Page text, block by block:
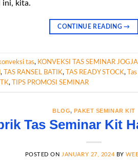
ini, kita.
CONTINUE READING→
tas, KONVEKSI TAS SEMINAR JOGJA
, TAS RANSEL BATIK, TAS READY STOCK,
TK, TIPS PROMOSI SEMINAR
BLOG,PAKET SEMINAR KIT
Tas Seminar Kit
POSTED ON JANUARY 27, 2024 BY